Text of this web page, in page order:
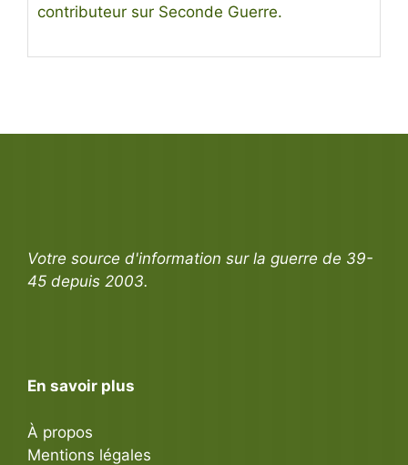
contributeur sur Seconde Guerre.
Votre source d'information sur la guerre de 39-
45 depuis 2003.
En savoir plus
À propos
Mentions légales